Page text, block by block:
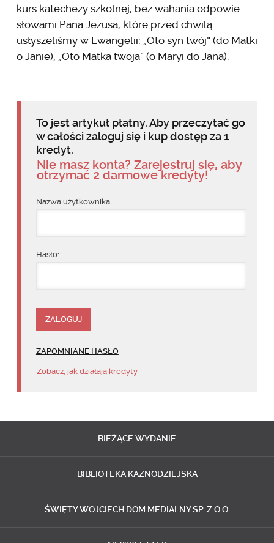
kurs katechezy szkolnej, bez wahania odpowie
słowami Pana Jezusa, które przed chwilą
usłyszeliśmy w Ewangelii: „Oto syn twój” (do Matki
o Janie), „Oto Matka twoja” (o Maryi do Jana).
To jest artykuł płatny. Aby przeczytać go
w całości zaloguj się i kup dostęp za 1
kredyt.
Nie masz konta? Zarejestruj się, aby
otrzymać 2 darmowe kredyty!
Nazwa użytkownika:
Hasło:
ZAPOMNIANE HASŁO
Zobacz, jak działają kredyty
BIEŻĄCE WYDANIE
BIBLIOTEKA KAZNODZIEJSKA
ŚWIĘTY WOJCIECH DOM MEDIALNY SP. Z O.O.